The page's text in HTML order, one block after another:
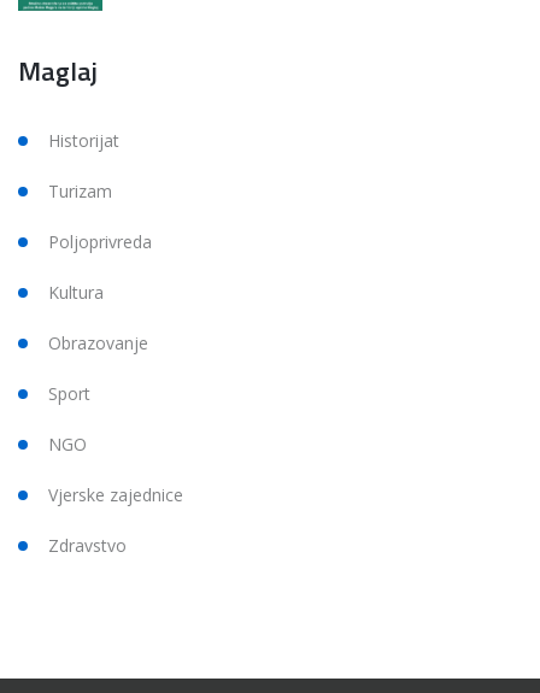
Maglaj
Historijat
Turizam
Poljoprivreda
Kultura
Obrazovanje
Sport
NGO
Vjerske zajednice
Zdravstvo